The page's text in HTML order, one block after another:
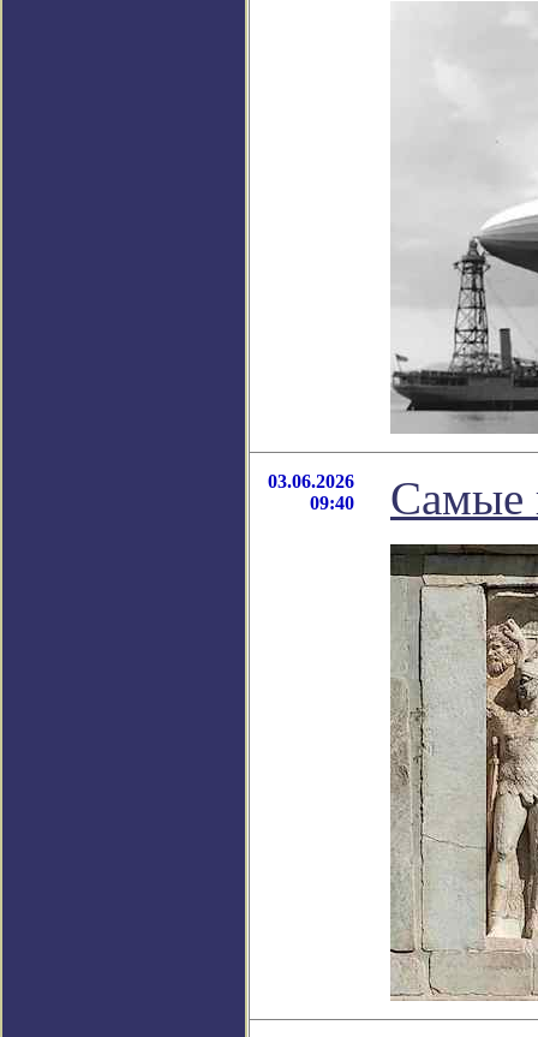
03.06.2026
09:40
Самые